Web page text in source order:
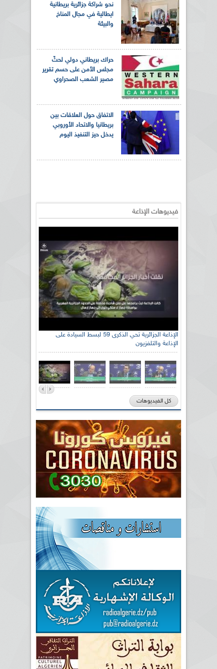
نحو شراكة جزائرية بريطانية
ايطالية في مجال المناخ
والبيئة
حراك بريطاني دولي لحثّ
مجلس الأمن على حسم تقرير
مصير الشعب الصحراوي
الاتفاق حول العلاقات بين
بريطانيا والاتحاد الأوروبي
يدخل حيز التنفيذ اليوم
فيديوهات الإذاعة
الإذاعة الجزائرية تحي الذكرى 59 لبسط السيادة على
الإذاعة والتلفزيون
كل الفيديوهات